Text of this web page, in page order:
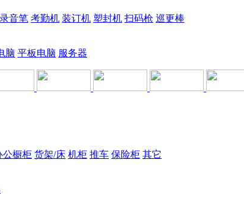
录音笔 考勤机 装订机 塑封机 扫码枪 巡更棒
脑 平板电脑 服务器
公橱柜 货架/床 机柜 推车 保险柜 其它